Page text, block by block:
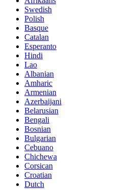
Swedish
Polish
Basque
Catalan
Esperanto
Hindi
Lao
Albanian
Amharic
Armenian
Azerbaijani
Belarusian
Bengali
Bosnian
Bulgarian
Cebuano
Chichewa
Corsican
Croatian
Dutch